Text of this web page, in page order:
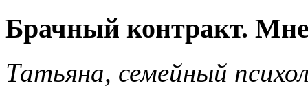
Брачный контракт.
Татьяна, семейный